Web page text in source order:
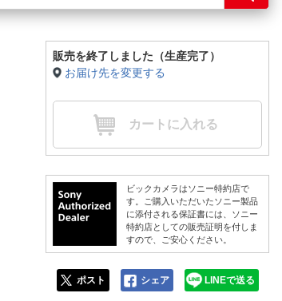
販売を終了しました（生産完了）
お届け先を変更する
カートに入れる
ビックカメラはソニー特約店で
す。ご購入いただいたソニー製品
に添付される保証書には、ソニー
特約店としての販売証明を付しま
すので、ご安心ください。
ポスト シェア LINEで送る